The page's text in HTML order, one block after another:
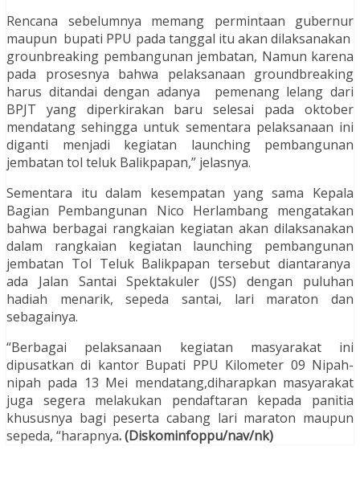
Rencana sebelumnya memang permintaan gubernur
maupun bupati PPU pada tanggal itu akan dilaksanakan
grounbreaking pembangunan jembatan, Namun karena
pada prosesnya bahwa pelaksanaan groundbreaking
harus ditandai dengan adanya pemenang lelang dari
BPJT yang diperkirakan baru selesai pada oktober
mendatang sehingga untuk sementara pelaksanaan ini
diganti menjadi kegiatan launching pembangunan
jembatan tol teluk Balikpapan,” jelasnya.
Sementara itu dalam kesempatan yang sama Kepala
Bagian Pembangunan Nico Herlambang mengatakan
bahwa berbagai rangkaian kegiatan akan dilaksanakan
dalam rangkaian kegiatan launching pembangunan
jembatan Tol Teluk Balikpapan tersebut diantaranya
ada Jalan Santai Spektakuler (JSS) dengan puluhan
hadiah menarik, sepeda santai, lari maraton dan
sebagainya.
“Berbagai pelaksanaan kegiatan masyarakat ini
dipusatkan di kantor Bupati PPU Kilometer 09 Nipah-
nipah pada 13 Mei mendatang,diharapkan masyarakat
juga segera melakukan pendaftaran kepada panitia
khususnya bagi peserta cabang lari maraton maupun
sepeda, “harapnya. (Diskominfoppu/nav/nk)